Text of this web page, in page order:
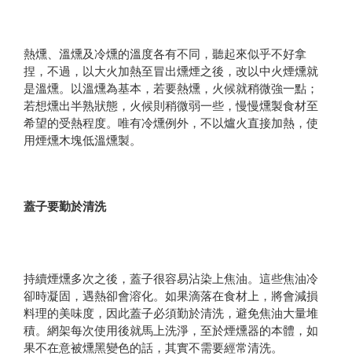
熱燻、溫燻及冷燻的溫度各有不同，聽起來似乎不好拿
捏，不過，以大火加熱至冒出燻煙之後，改以中火煙燻就
是溫燻。以溫燻為基本，若要熱燻，火候就稍微強一點；
若想燻出半熟狀態，火候則稍微弱一些，慢慢燻製食材至
希望的受熱程度。唯有冷燻例外，不以爐火直接加熱，使
用煙燻木塊低溫燻製。
蓋子要勤於清洗
持續煙燻多次之後，蓋子很容易沾染上焦油。這些焦油冷
卻時凝固，遇熱卻會溶化。如果滴落在食材上，將會減損
料理的美味度，因此蓋子必須勤於清洗，避免焦油大量堆
積。網架每次使用後就馬上洗淨，至於煙燻器的本體，如
果不在意被燻黑變色的話，其實不需要經常清洗。